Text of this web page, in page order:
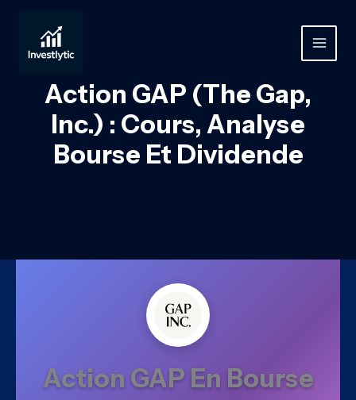
contenu
MAIN
Action GAP (The Gap,
Inc.) : Cours, Analyse
Bourse Et Dividende
Action GAP En Bourse